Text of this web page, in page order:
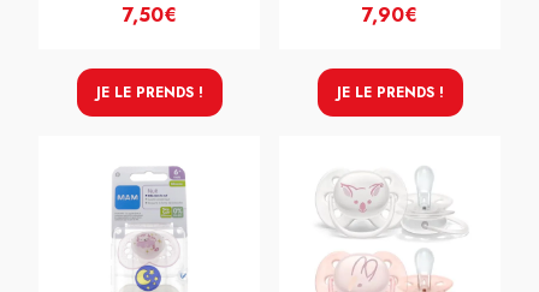
7,50€
JE LE PRENDS !
7,90€
JE LE PRENDS !